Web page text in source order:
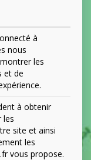
à
nous
les
et de
à obtenir
les
site et ainsi
les
vous propose.